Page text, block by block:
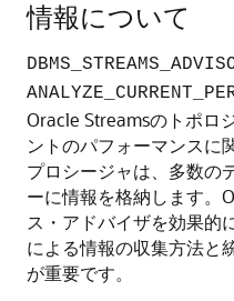
情報について
Oracle Streamsのトポロ
ントのパフォーマンスに
プロシージャは、多数の
ーに情報を格納します。
ス・アドバイザを効果的
による情報の収集方法と
が重要です。